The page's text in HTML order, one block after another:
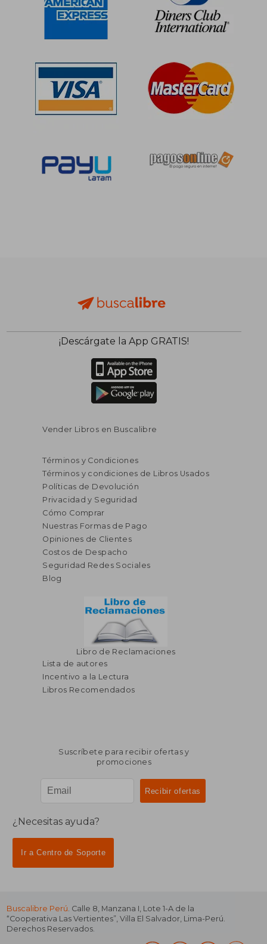
¡Descárgate la App GRATIS!
Vender Libros en Buscalibre
Términos y Condiciones
Términos y condiciones de Libros Usados
Políticas de Devolución
Privacidad y Seguridad
Cómo Comprar
Nuestras Formas de Pago
Opiniones de Clientes
Costos de Despacho
Seguridad Redes Sociales
Blog
Libro de Reclamaciones
Lista de autores
Incentivo a la Lectura
Libros Recomendados
Suscríbete para recibir ofertas y
promociones
¿Necesitas ayuda?
Ir a Centro de Soporte
Buscalibre Perú . Calle 8, Manzana I, Lote 1-A de la
“Cooperativa Las Vertientes”, Villa El Salvador, Lima-Perú.
Derechos Reservados.